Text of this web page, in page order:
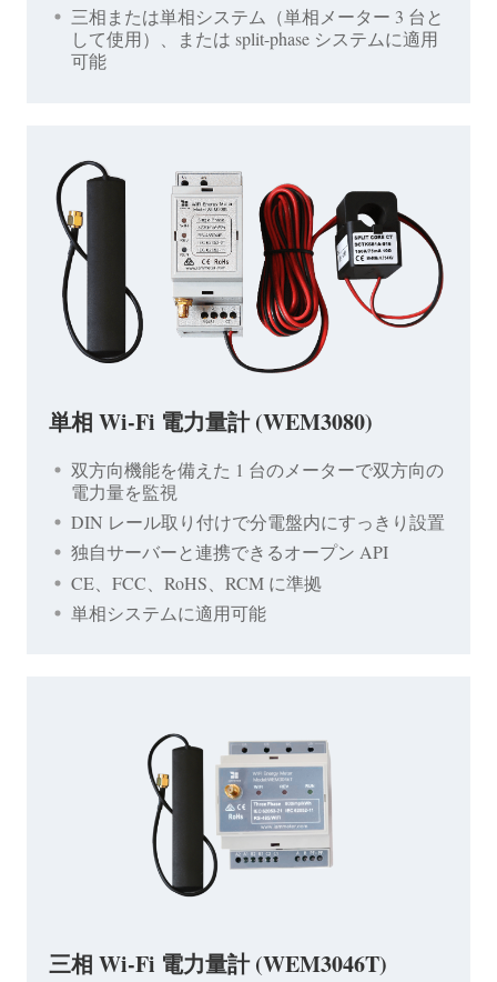
三相または単相システム（単相メーター 3 台と
して使用）、または split-phase システムに適用
可能
単相 Wi-Fi 電力量計 (WEM3080)
双方向機能を備えた 1 台のメーターで双方向の
電力量を監視
DIN レール取り付けで分電盤内にすっきり設置
独自サーバーと連携できるオープン API
CE、FCC、RoHS、RCM に準拠
単相システムに適用可能
三相 Wi-Fi 電力量計 (WEM3046T)